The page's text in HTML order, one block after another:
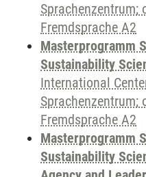
Sprachenzentrum;
Fremdsprache A2
Masterprogramm
Sustainability
International
Sprachenzentrum;
Fremdsprache A2
Masterprogramm
Sustainability